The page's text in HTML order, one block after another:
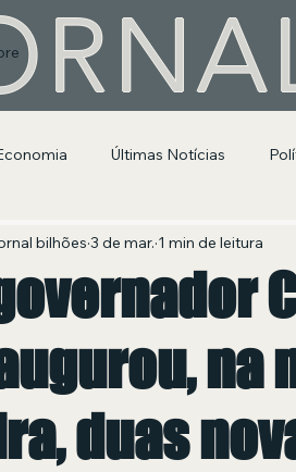
Últimas Notícias
e Social Segurança Pública
na
duas
bilhões 3 de mar. 1 min de leitura